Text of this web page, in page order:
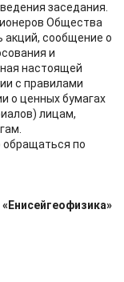
заседания.
Общества
сообщение о
и
настоящей
с правилами
о ценных бумагах
лицам,
по